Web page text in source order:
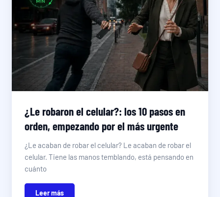
¿Le robaron el celular?: los 10 pasos en
orden, empezando por el más urgente
¿Le acaban de robar el celular? Le acaban de robar el
celular. Tiene las manos temblando, está pensando en
cuánto
Leer más